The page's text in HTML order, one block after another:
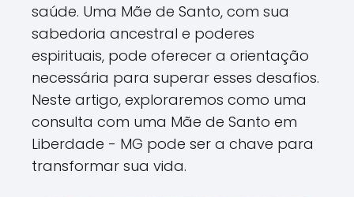
saúde. Uma Mãe de Santo, com sua
sabedoria ancestral e poderes
espirituais, pode oferecer a orientação
necessária para superar esses desafios.
Neste artigo, exploraremos como uma
consulta com uma Mãe de Santo em
Liberdade - MG pode ser a chave para
transformar sua vida.